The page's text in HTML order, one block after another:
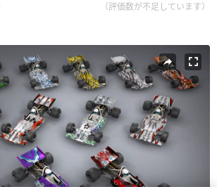
（評価数が不足しています）
/ 5